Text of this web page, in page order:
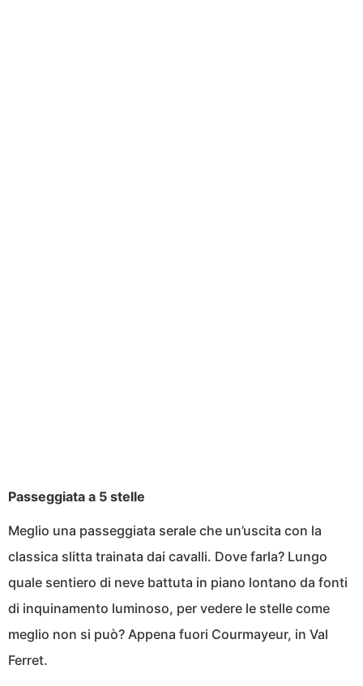
Passeggiata a 5 stelle
Meglio una passeggiata serale che un’uscita con la
classica slitta trainata dai cavalli. Dove farla? Lungo
quale sentiero di neve battuta in piano lontano da fonti
di inquinamento luminoso, per vedere le stelle come
meglio non si può? Appena fuori Courmayeur, in Val
Ferret.